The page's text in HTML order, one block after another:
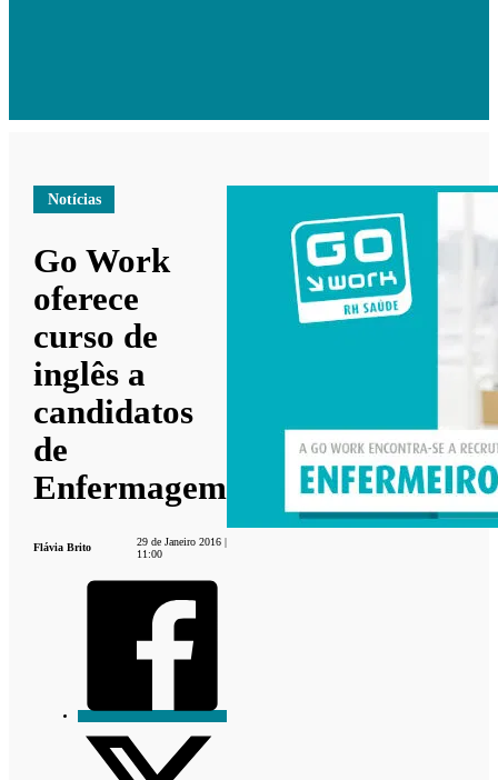
Notícias
Go Work
oferece
curso de
inglês a
candidatos
de
Enfermagem
Flávia Brito
29 de Janeiro 2016 |
11:00